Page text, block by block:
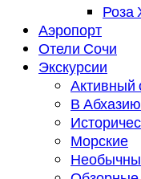
Роза
Аэропорт
Отели Сочи
Экскурсии
Активный
В Абхазию
Морские